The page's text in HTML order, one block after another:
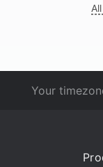
Your